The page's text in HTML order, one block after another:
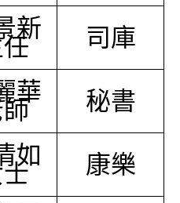
新 司庫
華 秘書
如 康樂